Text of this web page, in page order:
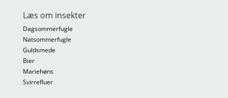
Læs om insekter
Dagsommerfugle
Natsommerfugle
Guldsmede
Bier
Mariehøns
Svirrefluer